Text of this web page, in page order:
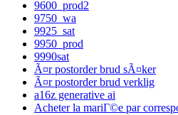
9600_prod2
9750_wa
9925_sat
9950_prod
9990sat
Ã¤r postorder brud sÃ¤ker
Ã¤r postorder brud verklig
a16z generative ai
Acheter la mariГ©e par